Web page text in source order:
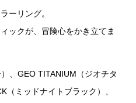
ーリング。
ックが、冒険心をかき立てま
、GEO TITANIUM（ジオチタ
（ミッドナイトブラック）、